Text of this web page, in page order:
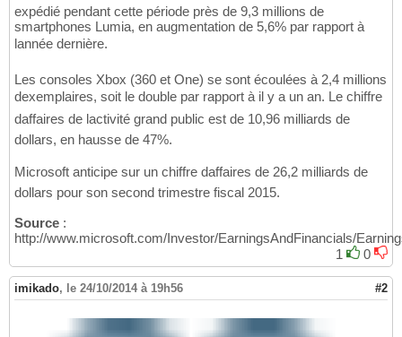
expédié pendant cette période près de 9,3 millions de
smartphones Lumia, en augmentation de 5,6% par rapport à
lannée dernière.
Les consoles Xbox (360 et One) se sont écoulées à 2,4 millions
dexemplaires, soit le double par rapport à il y a un an. Le chiffre
daffaires de lactivité grand public est de 10,96 milliards de
dollars, en hausse de 47%.
Microsoft anticipe sur un chiffre daffaires de 26,2 milliards de
dollars pour son second trimestre fiscal 2015.
Source :
http://www.microsoft.com/Investor/EarningsAndFinancials/
1
0
imikado, le 24/10/2014 à 19h56 #2